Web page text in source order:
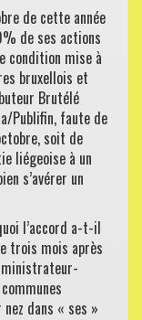
de cette année
de ses actions
condition mise à
bruxellois et
Brutélé
Publifin, faute de
soit de
liégeoise à un
s’avérer un
l’accord a-t-il
trois mois après
dans « ses »